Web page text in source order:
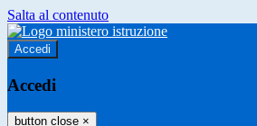
Salta al contenuto
Accedi
Accedi
button close ×